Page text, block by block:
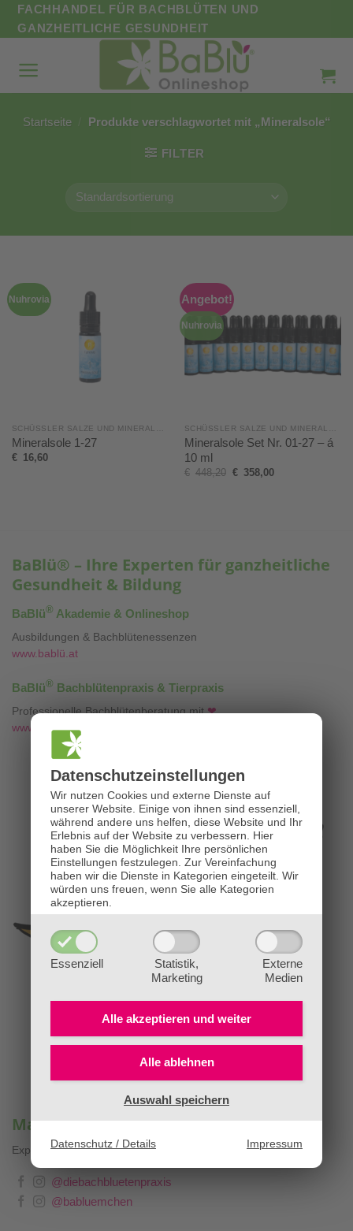
Datenschutz­einstellungen
Wir nutzen Cookies und externe Dienste auf
unserer Website. Einige von ihnen sind essenziell,
während andere uns helfen, diese Website und Ihr
Erlebnis auf der Website zu verbessern. Hier
haben Sie die Möglichkeit Ihre persönlichen
Einstellungen festzulegen. Zur Vereinfachung
haben wir die Dienste in Kategorien eingeteilt. Wir
würden uns freuen, wenn Sie alle Kategorien
akzeptieren.
Essenziell
Statistik,
Marketing
Externe
Medien
Alle akzeptieren und weiter
Alle ablehnen
Auswahl speichern
Datenschutz / Details Impressum
Zum
Inhalt
FACHHANDEL FÜR BACHBLÜTEN UND
GANZHEITLICHE GESUNDHEIT
Startseite Produkte verschlagwortet mit „Mineralsole“
FILTER
Nuhrovia
Mineralsole 1-27
€ 16,60
Angebot!
Nuhrovia
Mineralsole Set Nr. 01-27 – á
10 ml
€ 448,20 € 358,00
BaBlü® – Ihre Experten für ganzheitliche
Gesundheit & Bildung
BaBlü® Akademie & Onlineshop
Ausbildungen & Bachblütenessenzen
www.bablü.at
BaBlü® Bachblütenpraxis & Tierpraxis
Professionelle Bachblütenberatung mit❤
www.die-bachblütenpraxis.at
Mag. Sandra Stopar & BaBlümchen®
Expertenwissen, Blog & Liebevolles
@diebachbluetenpraxis
@babluemchen